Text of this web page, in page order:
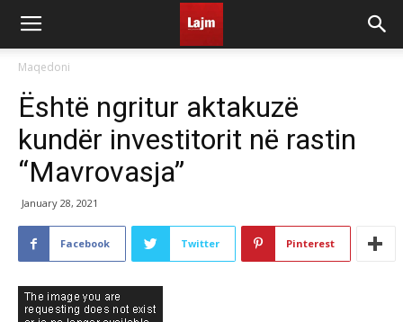
Maqedoni
Është ngritur aktakuzë
kundër investitorit në rastin
“Mavrovasja”
January 28, 2021
Facebook Twitter Pinterest